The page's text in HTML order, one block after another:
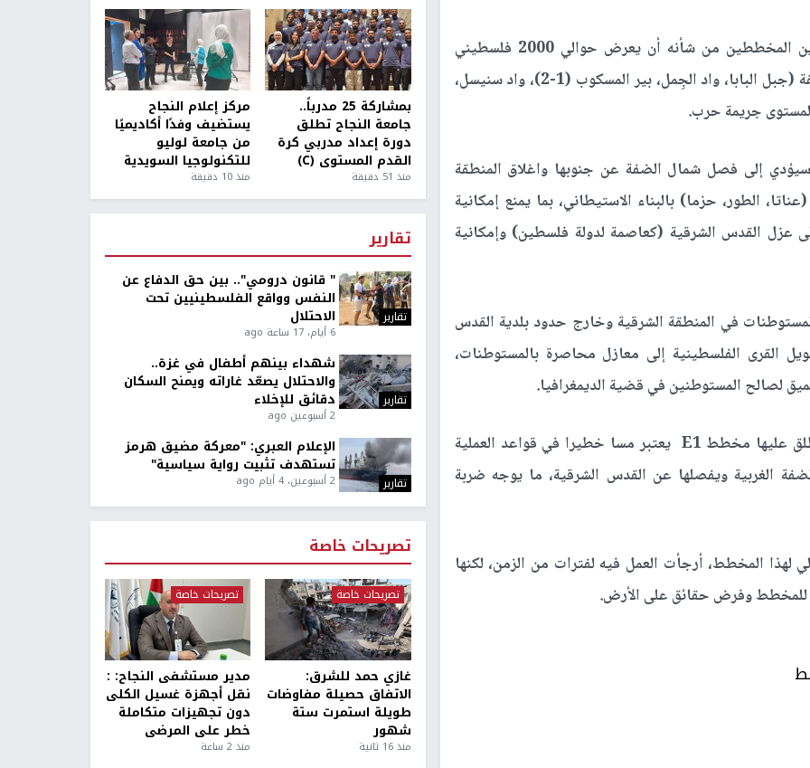
وأشار إلى أن مصادقة سلطات الاحتلال على هذين المخططين من شأنه أن يعرض حوالي 2000 فلسطيني
يعيشون في مجتمعات بدوية صغيرة في هذه المنطقة (جبل البابا، واد الجِمل، بير المسكوب (1-2)، واد سنيسل،
لمستوى جريمة حرب.
إلى فصل شمال الضفة عن جنوبها واغلاق المنطقة
الطور، حزما) بالبناء الاستيطاني، بما يمنع إمكانية
عزل القدس الشرقية (كعاصمة لدولة فلسطين) وإمكانية
في المنطقة الشرقية وخارج حدود بلدية القدس
القرى الفلسطينية إلى معازل محاصرة بالمستوطنات،
لصالح المستوطنين في قضية الديمغرافيا.
وقال شعبان إن تنفيذ الخطة الاستيطانية التي يطلق عليها مخطط E1 يعتبر مسا خطيرا في قواعد العملية
الغربية ويفصلها عن القدس الشرقية، ما يوجه ضربة
المخطط، أرجأت العمل فيه لفترات من الزمن، لكنها
للمخطط وفرض حقائق على الأرض.
بمشاركة 25 مدرباً..
جامعة النجاح تطلق
دورة إعداد مدربي كرة
القدم المستوى (C)
منذ 51 دقيقة
مركز إعلام النجاح
يستضيف وفدًا أكاديميًا
من جامعة لوليو
للتكنولوجيا السويدية
منذ 10 دقيقة
تقارير
تقارير
" قانون درومي".. بين حق الدفاع عن
النفس وواقع الفلسطينيين تحت
الاحتلال
6 أيام، 17 ساعة ago
تقارير
شهداء بينهم أطفال في غزة..
والاحتلال يصعّد غاراته ويمنح السكان
دقائق للإخلاء
2 أسبوعين ago
تقارير
الإعلام العبري: "معركة مضيق هرمز
تستهدف تثبيت رواية سياسية"
2 أسبوعين، 4 أيام ago
تصريحات خاصة
تصريحات خاصة
غازي حمد للشرق:
الاتفاق حصيلة مفاوضات
طويلة استمرت ستة
شهور
منذ 16 ثانية
تصريحات خاصة
مدير مستشفى النجاح: :
نقل أجهزة غسيل الكلى
دون تجهيزات متكاملة
خطر على المرضى
منذ 2 ساعة